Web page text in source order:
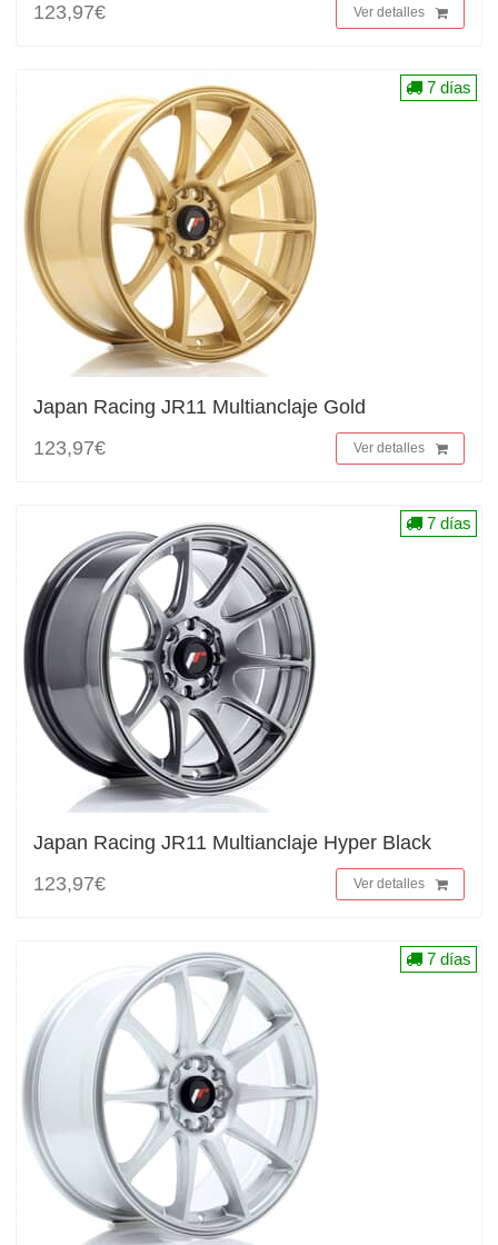
123,97€
Ver detalles
Japan Racing JR11 Multianclaje Gold
123,97€
Ver detalles
7 días
Japan Racing JR11 Multianclaje Hyper Black
123,97€
Ver detalles
7 días
7 días